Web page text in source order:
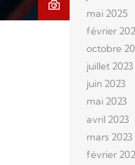
mai 2025
février
octobre
juillet 2023
juin 2023
mai 2023
avril 2023
mars 2023
février